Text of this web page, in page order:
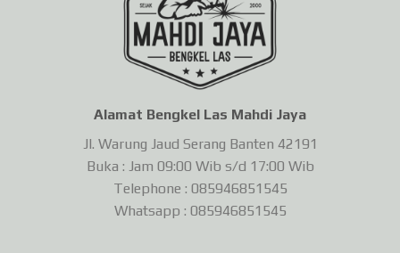
Alamat Bengkel Las Mahdi Jaya
Jl. Warung Jaud Serang Banten 42191
Buka : Jam 09:00 Wib s/d 17:00 Wib
Telephone : 085946851545
Whatsapp : 085946851545